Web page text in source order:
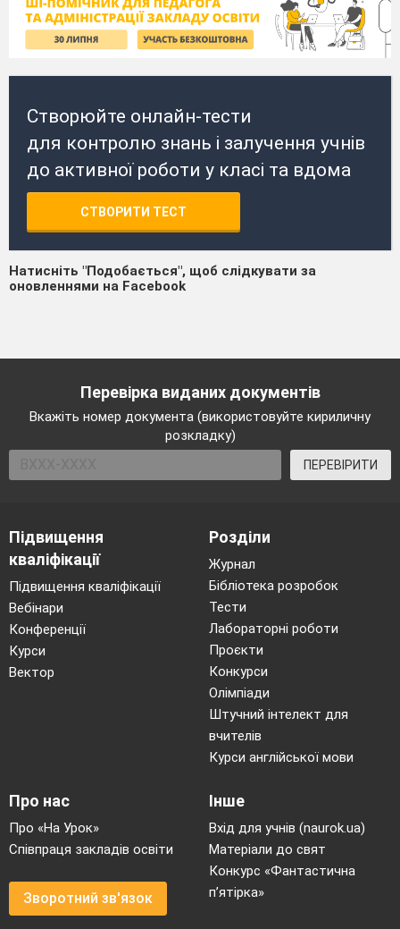
Створюйте онлайн-тести
для контролю знань і залучення учнів
до активної роботи у класі та вдома
СТВОРИТИ ТЕСТ
Натисніть "Подобається", щоб слідкувати за
оновленнями на Facebook
Перевірка виданих документів
Вкажіть номер документа (використовуйте кириличну
розкладку)
ПЕРЕВІРИТИ
Підвищення
кваліфікації
Підвищення кваліфікації
Вебінари
Конференції
Курси
Вектор
Розділи
Журнал
Бібліотека розробок
Тести
Лабораторні роботи
Проєкти
Конкурси
Олімпіади
Штучний інтелект для
вчителів
Курси англійської мови
Про нас
Про «На Урок»
Співпраця закладів освіти
Зворотний зв'язок
Інше
Вхід для учнів (naurok.ua)
Матеріали до свят
Конкурс «Фантастична
п’ятірка»